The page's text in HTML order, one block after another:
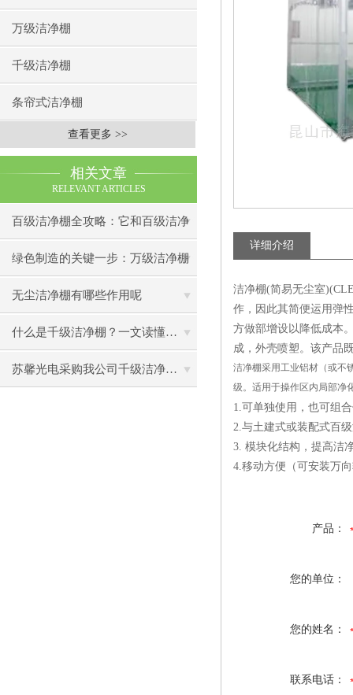
万级洁净棚
千级洁净棚
条帘式洁净棚
查看更多 >>
相关文章
RELEVANT ARTICLES
百级洁净棚全攻略：它和百级洁净
室到底有什么区别？
绿色制造的关键一步：万级洁净棚
助力环保型半导体产业发展
无尘洁净棚有哪些作用呢
什么是千级洁净棚？一文读懂其结构特点与局部净化优势
苏馨光电采购我公司千级洁净棚普通工作台一批（7月07日）已顺利交货
详细介绍
洁净棚(简易无尘室
作，因此其简便运用弹
方做部增设以降低成本
成，外壳喷塑。该产品
洁净棚采用工业铝材（或不
级。适用于操作区内局部净
1.可单独使用，也可组
2.与土建式或装配式百
3. 模块化结构，提高洁
4.移动方便（可安装万
产品：
您的单位：
您的姓名：
联系电话：